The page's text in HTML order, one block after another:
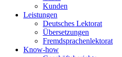
Kunden
Leistungen
Deutsches Lektorat
Übersetzungen
Fremdsprachenlektorat
Know-how